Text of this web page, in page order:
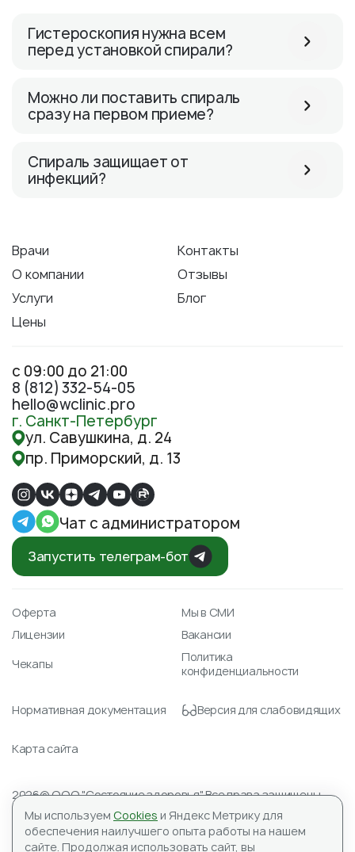
Гистероскопия нужна всем
перед установкой спирали?
Можно ли поставить спираль
сразу на первом приеме?
Спираль защищает от
инфекций?
Врачи
Контакты
О компании
Отзывы
Услуги
Блог
Цены
с 09:00 до 21:00
8 (812) 332-54-05
hello@wclinic.pro
г. Санкт-Петербург
ул. Савушкина, д. 24
пр. Приморский, д. 13
Чат с администратором
Запустить телеграм-бот
2026© ООО "Состояние здоровья" Все права защищены.
Лицензия № Л041-01148-78/00351488 от 23.04.2021
ИНН 7804590151, ОГРН 1177847059345
Адрес для корреспонденции: 197183, ООО «Состояние
Оферта
Мы в СМИ
Лицензии
Вакансии
Чекапы
Политика
конфиденциальности
Нормативная документация Версия для слабовидящих
Карта сайта
Мы используем Cookies и Яндекс Метрику для
обеспечения наилучшего опыта работы на нашем
сайте. Продолжая использовать сайт, вы